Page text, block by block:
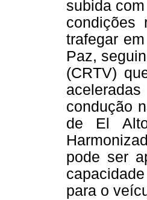
subida
condições
trafegar
Paz,
(CRTV)
condução
de El
pode ser
para o